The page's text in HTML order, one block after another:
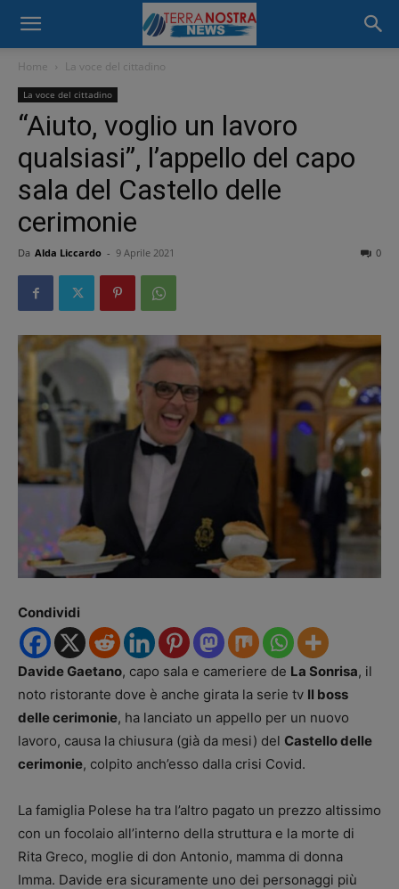
Home La voce del cittadino
La voce del cittadino
“Aiuto, voglio un lavoro
qualsiasi”, l’appello del capo
sala del Castello delle
cerimonie
Da Alda Liccardo - 9 Aprile 2021 0
Condividi
Davide Gaetano, capo sala e cameriere de La Sonrisa, il
noto ristorante dove è anche girata la serie tv Il boss
delle cerimonie, ha lanciato un appello per un nuovo
lavoro, causa la chiusura (già da mesi) del Castello delle
cerimonie, colpito anch’esso dalla crisi Covid.
La famiglia Polese ha tra l’altro pagato un prezzo altissimo
con un focolaio all’interno della struttura e la morte di
Rita Greco, moglie di don Antonio, mamma di donna
Imma. Davide era sicuramente uno dei personaggi più